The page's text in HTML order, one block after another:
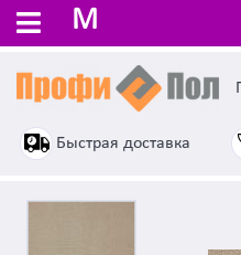
M
Быстрая доставка